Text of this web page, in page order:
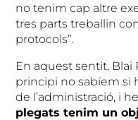
no tenim cap altre
tres parts treballin
protocols”.
En aquest sentit, Blai
principi no sabíem si
de l’administració, i
plegats tenim un